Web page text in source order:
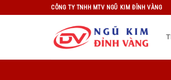
qua
CÔNG TY TNHH MTV NGŨ KIM ĐỈNH VÀNG